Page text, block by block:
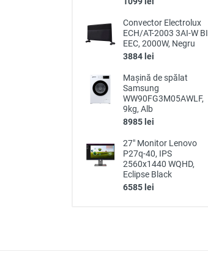
Convector Electrolux
ECH/AT-2003 3AI-W BI
EEC, 2000W, Negru
3884 lei
Mașină de spălat
Samsung
WW90FG3M05AWLF,
9kg, Alb
8985 lei
27" Monitor Lenovo
P27q-40, IPS
2560x1440 WQHD,
Eclipse Black
6585 lei